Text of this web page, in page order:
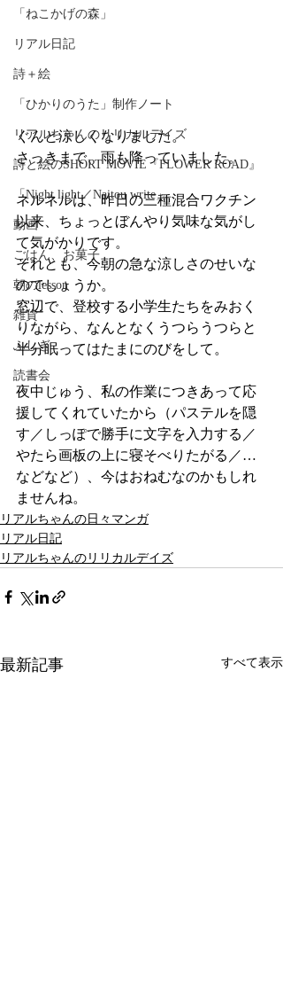
「ねこかげの森」
リアル日記
詩＋絵
「ひかりのうた」制作ノート
リアルちゃんのリリカルデイズ
詩と絵のSHORT MOVIE『FLOWER ROAD』
「Night light／Naitou write」
動画
ごはん、お菓子
朝のlesson
雑貨
ふしぎ
読書会
ぐんと涼しくなりました。
さっきまで、雨も降っていました。
ネルネルは、昨日の三種混合ワクチン
以来、ちょっとぼんやり気味な気がし
て気がかりです。
それとも、今朝の急な涼しさのせいな
のでしょうか。
窓辺で、登校する小学生たちをみおく
りながら、なんとなくうつらうつらと
半分眠ってはたまにのびをして。
夜中じゅう、私の作業につきあって応
援してくれていたから（パステルを隠
す／しっぽで勝手に文字を入力する／
やたら画板の上に寝そべりたがる／…
などなど）、今はおねむなのかもしれ
ませんね。
リアルちゃんの日々マンガ
リアル日記
リアルちゃんのリリカルデイズ
最新記事 すべて表示